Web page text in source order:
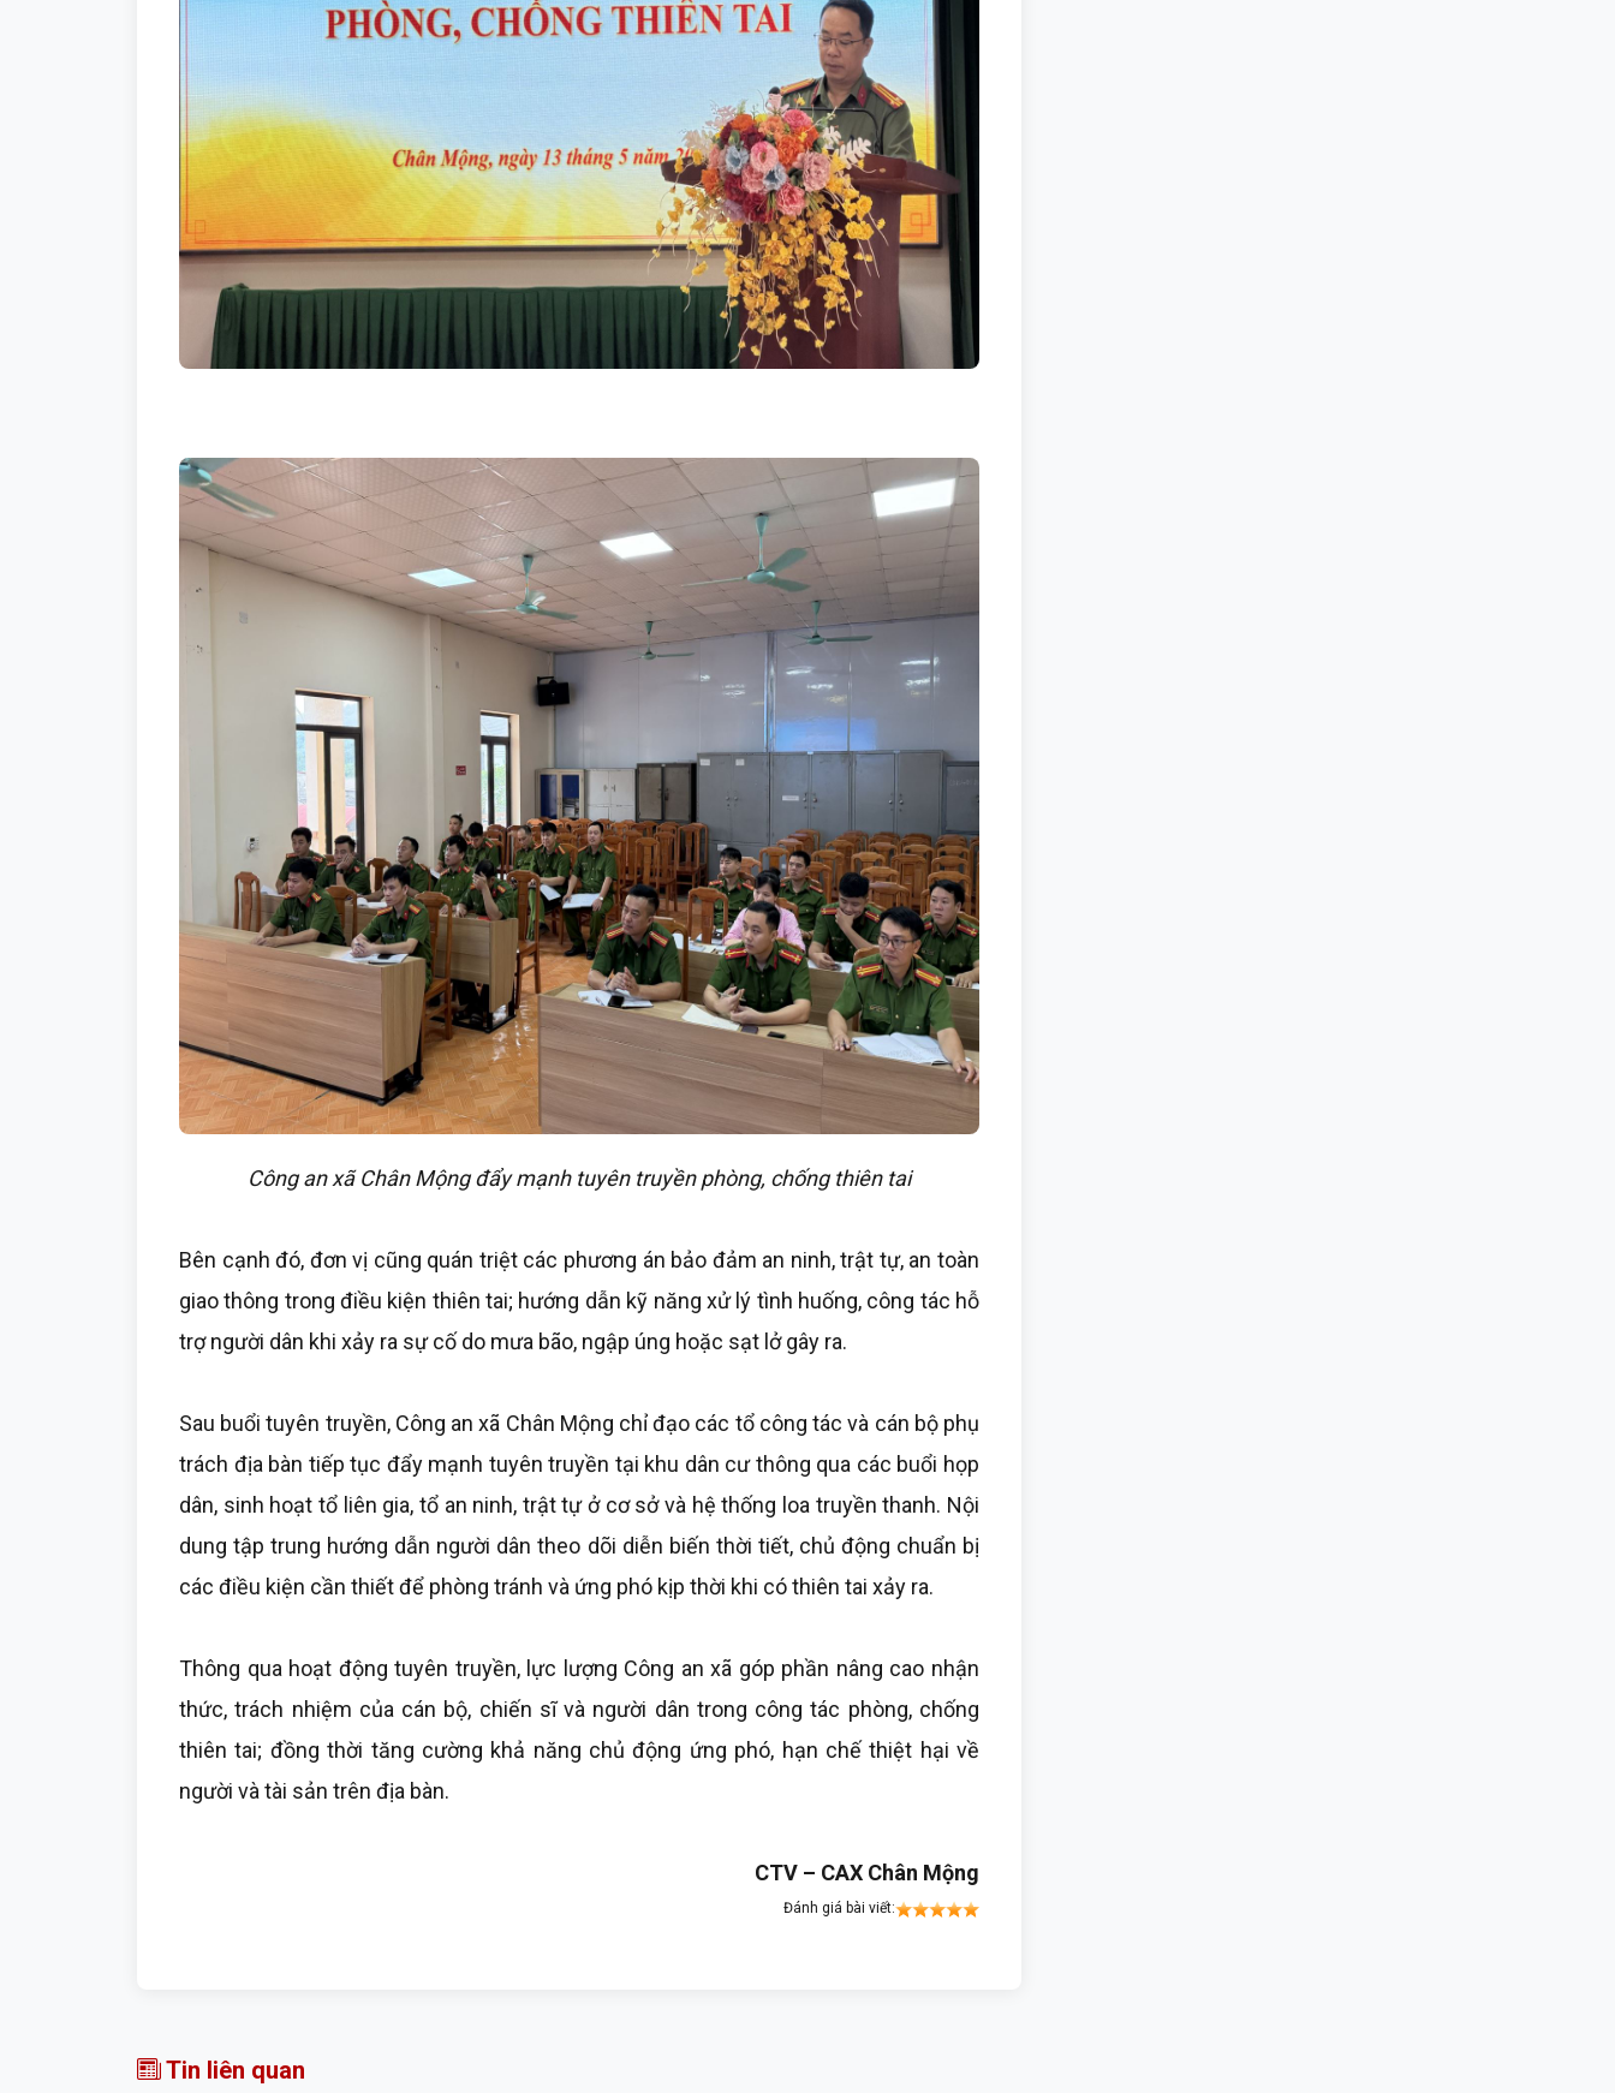
Công an xã Chân Mộng đẩy mạnh tuyên truyền phòng, chống thiên tai
Bên cạnh đó, đơn vị cũng quán triệt các phương án bảo đảm an ninh, trật tự, an toàn
giao thông trong điều kiện thiên tai; hướng dẫn kỹ năng xử lý tình huống, công tác hỗ
trợ người dân khi xảy ra sự cố do mưa bão, ngập úng hoặc sạt lở gây ra.
Sau buổi tuyên truyền, Công an xã Chân Mộng chỉ đạo các tổ công tác và cán bộ phụ
trách địa bàn tiếp tục đẩy mạnh tuyên truyền tại khu dân cư thông qua các buổi họp
dân, sinh hoạt tổ liên gia, tổ an ninh, trật tự ở cơ sở và hệ thống loa truyền thanh. Nội
dung tập trung hướng dẫn người dân theo dõi diễn biến thời tiết, chủ động chuẩn bị
các điều kiện cần thiết để phòng tránh và ứng phó kịp thời khi có thiên tai xảy ra.
Thông qua hoạt động tuyên truyền, lực lượng Công an xã góp phần nâng cao nhận
thức, trách nhiệm của cán bộ, chiến sĩ và người dân trong công tác phòng, chống
thiên tai; đồng thời tăng cường khả năng chủ động ứng phó, hạn chế thiệt hại về
người và tài sản trên địa bàn.
CTV – CAX Chân Mộng
Đánh giá bài viết:
Tin liên quan